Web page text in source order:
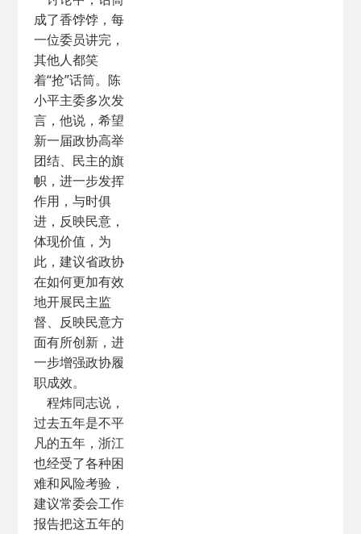
成了香饽饽，每
一位委员讲完，
其他人都笑
着“抢”话筒。陈
小平主委多次发
言，他说，希望
新一届政协高举
团结、民主的旗
帜，进一步发挥
作用，与时俱
进，反映民意，
体现价值，为
此，建议省政协
在如何更加有效
地开展民主监
督、反映民意方
面有所创新，进
一步增强政协履
职成效。
程炜同志说，
过去五年是不平
凡的五年，浙江
也经受了各种困
难和风险考验，
建议常委会工作
报告把这五年的